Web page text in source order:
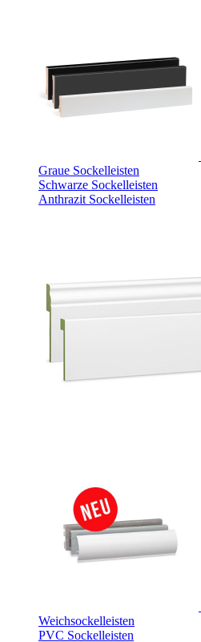
Graue Sockelleisten
Schwarze Sockelleisten
Anthrazit Sockelleisten
Weichsockelleisten
PVC Sockelleisten